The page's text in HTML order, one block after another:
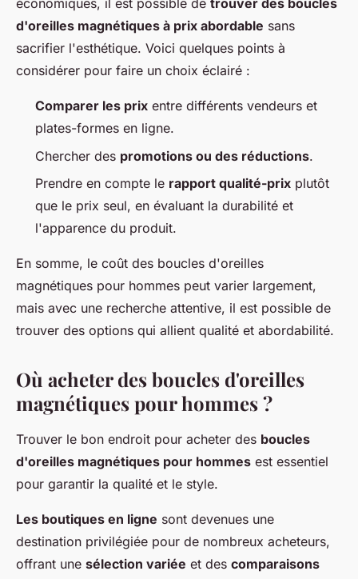
économiques, il est possible de trouver des boucles
d'oreilles magnétiques à prix abordable sans
sacrifier l'esthétique. Voici quelques points à
considérer pour faire un choix éclairé :
Comparer les prix entre différents vendeurs et
plates-formes en ligne.
Chercher des promotions ou des réductions.
Prendre en compte le rapport qualité-prix plutôt
que le prix seul, en évaluant la durabilité et
l'apparence du produit.
En somme, le coût des boucles d'oreilles
magnétiques pour hommes peut varier largement,
mais avec une recherche attentive, il est possible de
trouver des options qui allient qualité et abordabilité.
Où acheter des boucles d'oreilles
magnétiques pour hommes ?
Trouver le bon endroit pour acheter des boucles
d'oreilles magnétiques pour hommes est essentiel
pour garantir la qualité et le style.
Les boutiques en ligne sont devenues une
destination privilégiée pour de nombreux acheteurs,
offrant une sélection variée et des comparaisons